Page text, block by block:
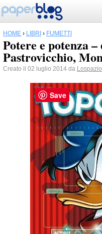
HOME › LIBRI › FUMETTI
Potere e potenza
Pastrovicchio,
Creato il 02 luglio 2014 da
Save